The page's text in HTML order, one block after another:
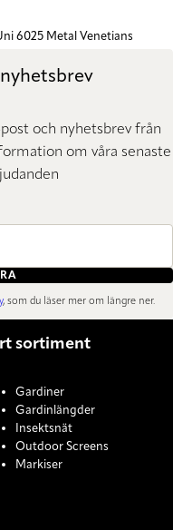
6025 Metal Venetians
och nyhetsbrev från
om våra senaste
, som du läser mer om längre ner.
sortiment
Gardiner
Gardinlängder
Insektsnät
Outdoor Screens
Markiser